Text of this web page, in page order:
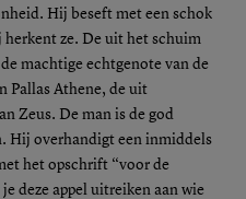
Hij beseft met een schok
ze. De uit het schuim
machtige echtgenote van de
Pallas Athene, de uit
Zeus. De man is de god
Hij overhandigt een inmiddels
het opschrift “voor de
deze appel uitreiken aan wie